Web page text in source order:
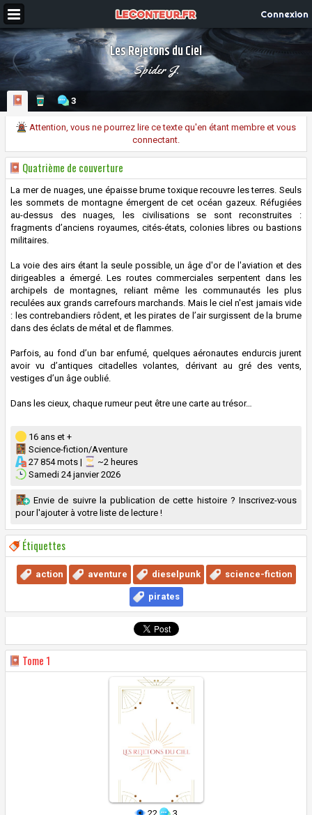
Connexion
Les Rejetons du Ciel
Spider J.
3
Attention, vous ne pourrez lire ce texte qu'en étant membre et vous
connectant.
Quatrième de couverture
La mer de nuages, une épaisse brume toxique recouvre les terres. Seuls
les sommets de montagne émergent de cet océan gazeux. Réfugiées
au-dessus des nuages, les civilisations se sont reconstruites :
fragments d’anciens royaumes, cités-états, colonies libres ou bastions
militaires.
La voie des airs étant la seule possible, un âge d'or de l'aviation et des
dirigeables a émergé. Les routes commerciales serpentent dans les
archipels de montagnes, reliant même les communautés les plus
reculées aux grands carrefours marchands. Mais le ciel n'est jamais vide
: les contrebandiers rôdent, et les pirates de l’air surgissent de la brume
dans des éclats de métal et de flammes.
Parfois, au fond d’un bar enfumé, quelques aéronautes endurcis jurent
avoir vu d’antiques citadelles volantes, dérivant au gré des vents,
vestiges d’un âge oublié.
Dans les cieux, chaque rumeur peut être une carte au trésor…
16 ans et +
Science-fiction/Aventure
27 854 mots |
~2 heures
Samedi 24 janvier 2026
Envie de suivre la publication de cette histoire ? Inscrivez-vous
pour l'ajouter à votre liste de lecture !
Étiquettes
action aventure dieselpunk science-fiction
pirates
Tome 1